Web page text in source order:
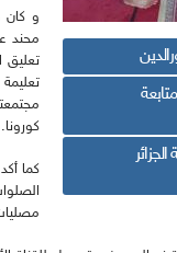
و كان
محند
تعليق
كورونا.
كما